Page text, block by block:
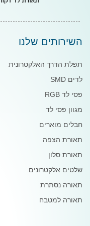
השירותים שלנו
תפלת הדרך האלקטרונית
לדים SMD
פסי לד RGB
מגוון פסי לד
חבלים מוארים
תאורת הצפה
תאורת סלון
שלטים אלקטרונים
תאורה נסתרת
תאורה למטבח